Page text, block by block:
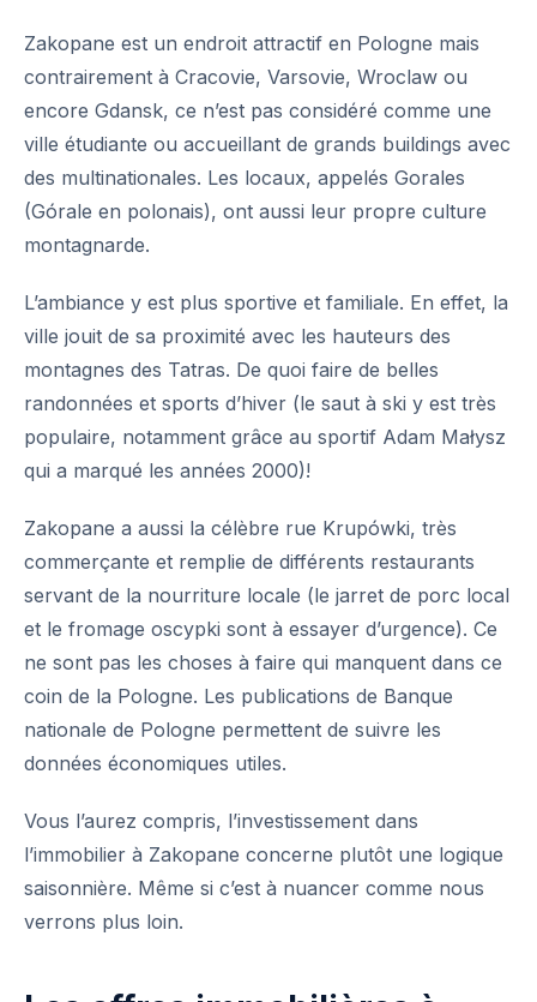
Zakopane est un endroit attractif en Pologne mais
contrairement à Cracovie, Varsovie, Wroclaw ou
encore Gdansk, ce n’est pas considéré comme une
ville étudiante ou accueillant de grands buildings avec
des multinationales. Les locaux, appelés Gorales
(Górale en polonais), ont aussi leur propre culture
montagnarde.
L’ambiance y est plus sportive et familiale. En effet, la
ville jouit de sa proximité avec les hauteurs des
montagnes des Tatras. De quoi faire de belles
randonnées et sports d’hiver (le saut à ski y est très
populaire, notamment grâce au sportif Adam Małysz
qui a marqué les années 2000)!
Zakopane a aussi la célèbre rue Krupówki, très
commerçante et remplie de différents restaurants
servant de la nourriture locale (le jarret de porc local
et le fromage oscypki sont à essayer d’urgence). Ce
ne sont pas les choses à faire qui manquent dans ce
coin de la Pologne. Les publications de Banque
nationale de Pologne permettent de suivre les
données économiques utiles.
Vous l’aurez compris, l’investissement dans
l’immobilier à Zakopane concerne plutôt une logique
saisonnière. Même si c’est à nuancer comme nous
verrons plus loin.